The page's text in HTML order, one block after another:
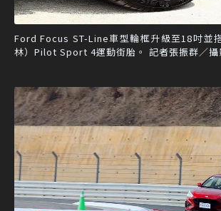
Ford Focus ST-Line車型輪框升級至18吋並
林）Pilot Sport 4運動街胎。 記者張振群／攝